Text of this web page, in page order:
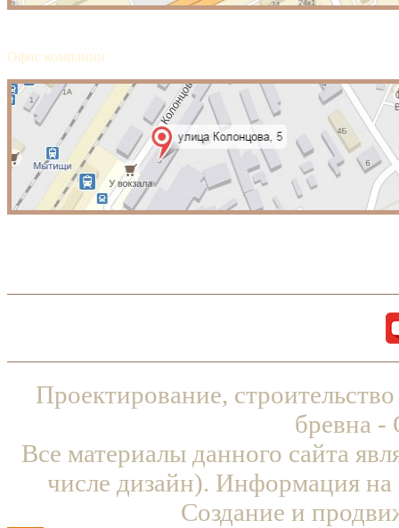
Офис компании
Проектирование,
бревна
Все материалы данного сайта
числе дизайн). Информация на
Создание и